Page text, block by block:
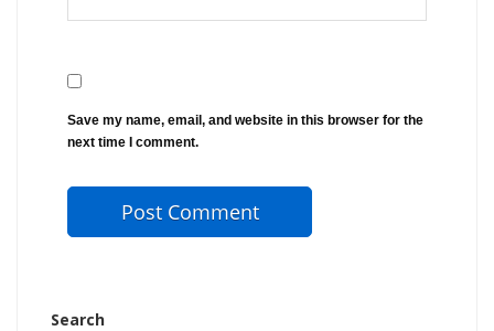
Save my name, email, and website in this browser for the
next time I comment.
Search